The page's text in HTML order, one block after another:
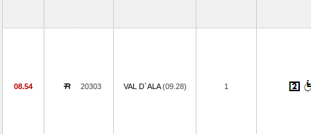
08.54 20303 VAL D`ALA(09.28) 1